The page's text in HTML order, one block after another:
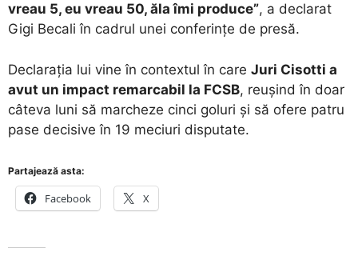
vreau 5, eu vreau 50, ăla îmi produce”, a declarat
Gigi Becali în cadrul unei conferințe de presă.
Declarația lui vine în contextul în care Juri Cisotti a
avut un impact remarcabil la FCSB, reușind în doar
câteva luni să marcheze cinci goluri și să ofere patru
pase decisive în 19 meciuri disputate.
Partajează asta:
Facebook X